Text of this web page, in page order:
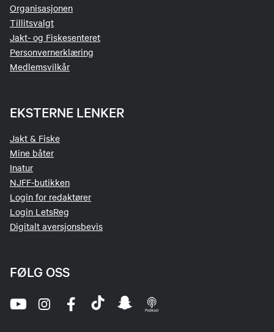
Organisasjonen
Tillitsvalgt
Jakt- og Fiskesenteret
Personvernerklæring
Medlemsvilkår
EKSTERNE LENKER
Jakt & Fiske
Mine båter
Inatur
NJFF-butikken
Login for redaktører
Login LetsReg
Digitalt aversjonsbevis
FØLG OSS